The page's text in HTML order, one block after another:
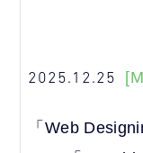
2025.12.25
「Web